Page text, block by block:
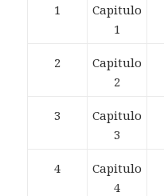
1
Capitulo
1
2
Capitulo
2
3
Capitulo
3
4
Capitulo
4